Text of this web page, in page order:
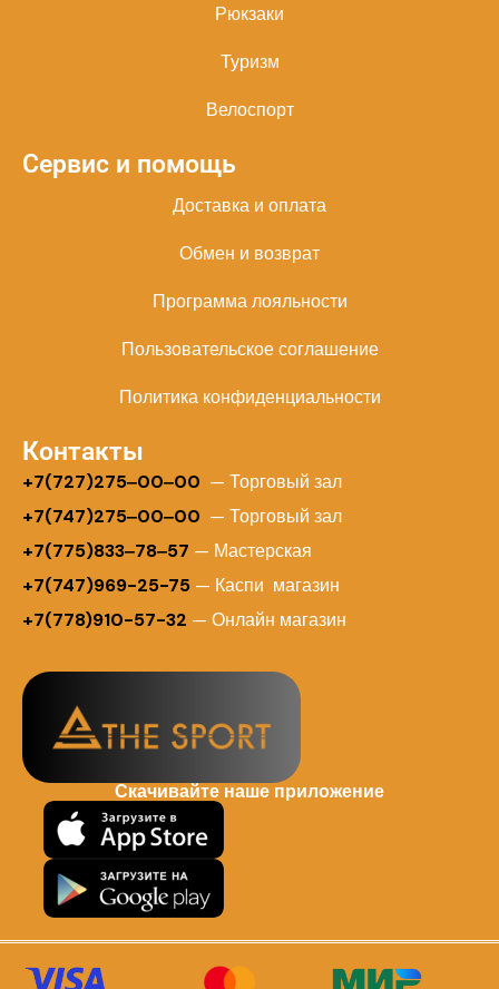
Рюкзаки
Туризм
Велоспорт
Сервис и помощь
Доставка и оплата
Обмен и возврат
Программа лояльности
Пользовательское соглашение
Политика конфиденциальности
Контакты
+7(727)275‒00‒00 — Торговый зал
+7(747)275‒00‒00 — Торговый зал
+7(775)833‒78‒57 — Мастерская
+7(747)969-25-75 — Каспи магазин
+7(778)910-57-32 — Онлайн магазин
Скачивайте наше приложение